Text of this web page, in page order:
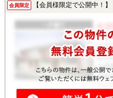
会員限定 【会員様限定で公開中！】